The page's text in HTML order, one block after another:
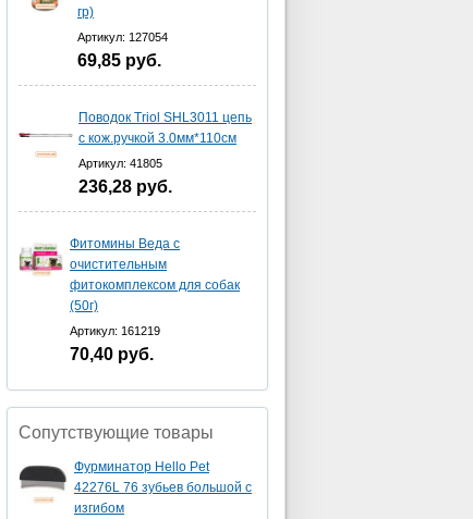
гр)
Артикул: 127054
69,85 руб.
Поводок Triol SHL3011 цепь
с кож.ручкой 3.0мм*110см
Артикул: 41805
236,28 руб.
Фитомины Веда с
очистительным
фитокомплексом для собак
(50г)
Артикул: 161219
70,40 руб.
Сопутствующие товары
Фурминатор Hello Pet
42276L 76 зубьев большой с
изгибом